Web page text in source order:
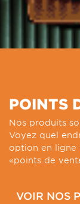
POINTS
Nos produits
Voyez quel
option en ligne
«points de
VOIR NOS